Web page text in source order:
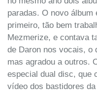
paradas. O novo álbum
primeiro, tão bem
Mezmerize, e contava
de Daron nos vocais, o
mas agradou a outros.
especial dual disc, que
vídeo dos bastidores